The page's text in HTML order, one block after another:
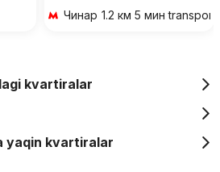
Чинар 1.2 км 5 мин
kvartiralar
yaqin kvartiralar